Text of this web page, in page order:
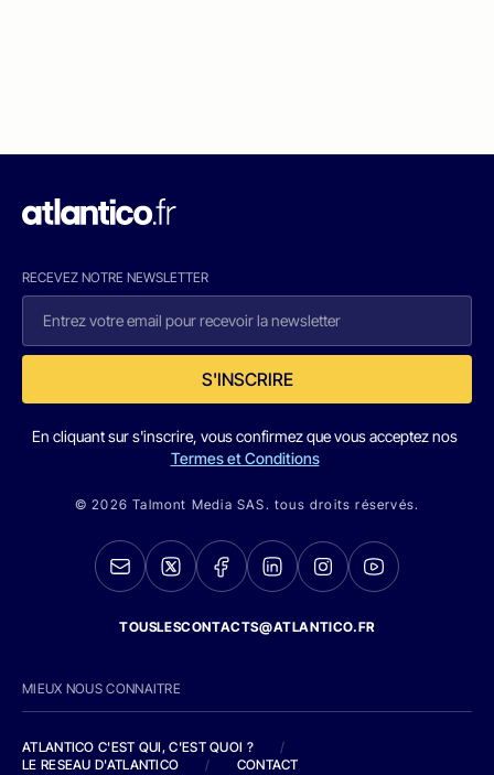
RECEVEZ NOTRE NEWSLETTER
S'INSCRIRE
En cliquant sur s'inscrire, vous confirmez que vous acceptez nos
Termes et Conditions
© 2026 Talmont Media SAS. tous droits réservés.
TOUSLESCONTACTS@ATLANTICO.FR
MIEUX NOUS CONNAITRE
ATLANTICO C'EST QUI, C'EST QUOI ?
/
LE RESEAU D'ATLANTICO
/ CONTACT